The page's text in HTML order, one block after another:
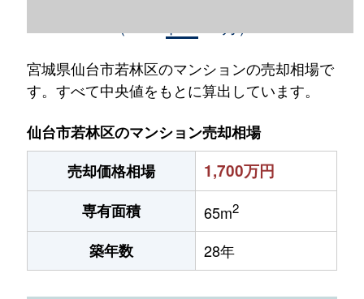
宮城県仙台市若林区のマンションの売却相場で
す。すべて中央値をもとに算出しています。
仙台市若林区のマンション売却相場
売却価格相場
1,700万円
専有面積 65m2
築年数 28年